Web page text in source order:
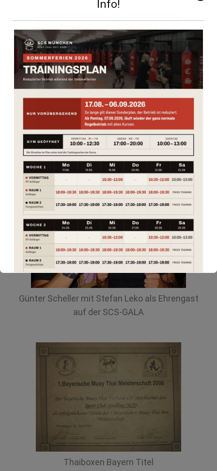
Günter Scheller mit Stephan Fox General
Secretary IFMA-WMC Vice President
Günter Scheller mit Stefan Leko als Ehrengast
auf der SCS-GALA
Thaiboxen Bayern Titel
Info!